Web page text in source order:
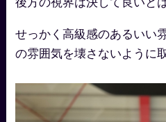
後方の視界は決して良いと
せっかく高級感のあるいい
の雰囲気を壊さないように